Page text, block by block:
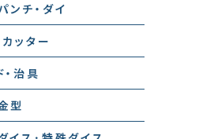
ンチ・ダイ
カッター
・治具
型